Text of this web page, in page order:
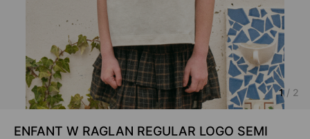
1/ 2
ENFANT W RAGLAN REGULAR LOGO SEMI